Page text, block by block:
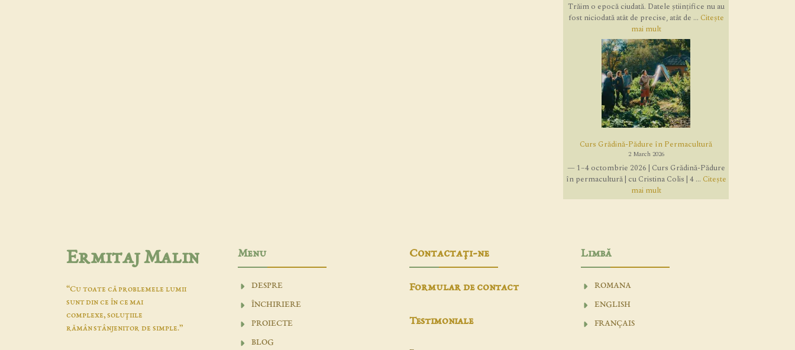
Trăim o epocă ciudată. Datele științifice nu au
fost niciodată atât de precise, atât de ... Citește
mai mult
Curs Grădină-Pădure în Permacultură
2 March 2026
— 1–4 octombrie 2026 | Curs Grădină-Pădure
în permacultură | cu Cristina Colis | 4 ... Citește
mai mult
Ermitaj Malin
“Cu toate că problemele lumii
sunt din ce în ce mai
complexe, soluţiile
rămân stânjenitor de simple.”
Menu
DESPRE
ÎNCHIRIERE
PROIECTE
BLOG
Contactaţi-ne
Formular de contact
Testimoniale
Limbă
ROMANA
ENGLISH
FRANÇAIS